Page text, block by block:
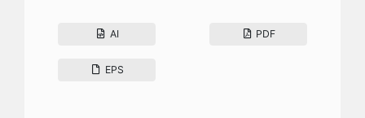
AI PDF
EPS